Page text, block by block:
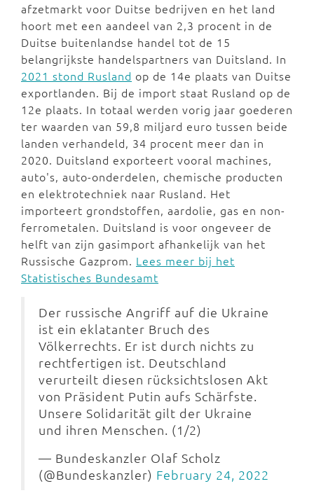
afzetmarkt voor Duitse bedrijven en het land
hoort met een aandeel van 2,3 procent in de
Duitse buitenlandse handel tot de 15
belangrijkste handelspartners van Duitsland. In
2021 stond Rusland op de 14e plaats van Duitse
exportlanden. Bij de import staat Rusland op de
12e plaats. In totaal werden vorig jaar goederen
ter waarden van 59,8 miljard euro tussen beide
landen verhandeld, 34 procent meer dan in
2020. Duitsland exporteert vooral machines,
auto's, auto-onderdelen, chemische producten
en elektrotechniek naar Rusland. Het
importeert grondstoffen, aardolie, gas en non-
ferrometalen. Duitsland is voor ongeveer de
helft van zijn gasimport afhankelijk van het
Russische Gazprom. Lees meer bij het
Statistisches Bundesamt
Der russische Angriff auf die Ukraine
ist ein eklatanter Bruch des
Völkerrechts. Er ist durch nichts zu
rechtfertigen ist. Deutschland
verurteilt diesen rücksichtslosen Akt
von Präsident Putin aufs Schärfste.
Unsere Solidarität gilt der Ukraine
und ihren Menschen. (1/2)
— Bundeskanzler Olaf Scholz
(@Bundeskanzler) February 24, 2022